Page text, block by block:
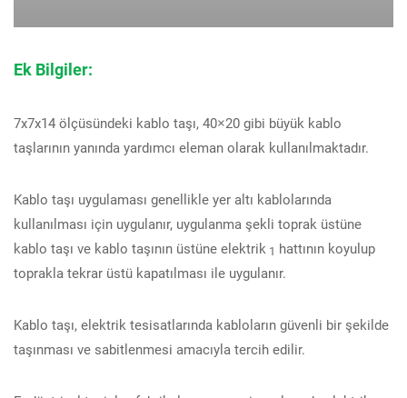
Ek Bilgiler:
7x7x14 ölçüsündeki kablo taşı, 40×20 gibi büyük kablo
taşlarının yanında yardımcı eleman olarak kullanılmaktadır.
Kablo taşı uygulaması genellikle yer altı kablolarında
kullanılması için uygulanır, uygulanma şekli toprak üstüne
kablo taşı ve kablo taşının üstüne elektrik 1 hattının koyulup
toprakla tekrar üstü kapatılması ile uygulanır.
Kablo taşı, elektrik tesisatlarında kabloların güvenli bir şekilde
taşınması ve sabitlenmesi amacıyla tercih edilir.